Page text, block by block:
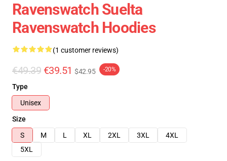
Ravenswatch Suelta
Ravenswatch Hoodies
(1 customer reviews)
€49.39 €39.51 $42.95 -20%
Type
Unisex
Size
S
M L XL 2XL 3XL
4XL
5XL